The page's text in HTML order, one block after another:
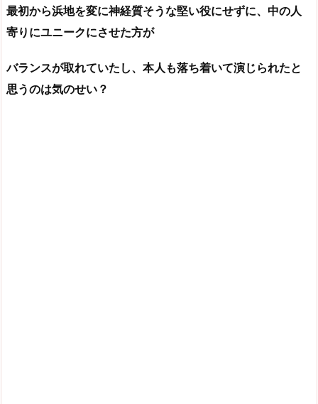
最初から浜地を変に神経質そうな堅い役にせずに、中の人
寄りにユニークにさせた方が
バランスが取れていたし、本人も落ち着いて演じられたと
思うのは気のせい？